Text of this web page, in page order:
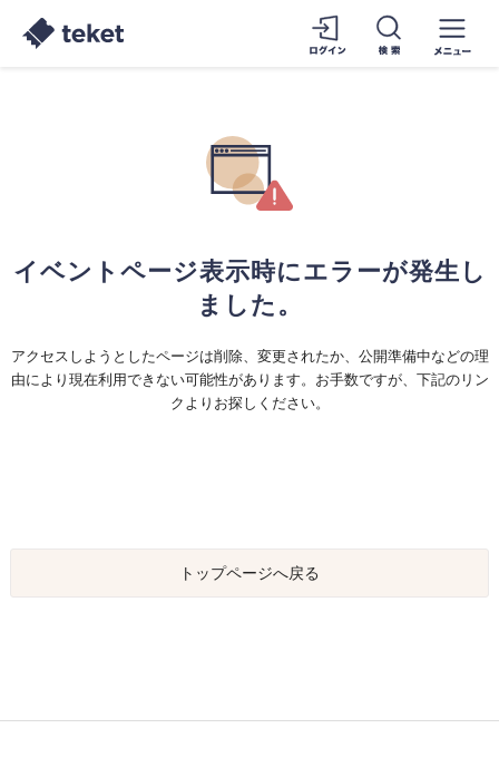
イベントページ表示時にエラーが発生し
ました。
アクセスしようとしたページは削除、変更されたか、公開準備中などの理
由により現在利用できない可能性があります。お手数ですが、下記のリン
クよりお探しください。
トップページへ戻る